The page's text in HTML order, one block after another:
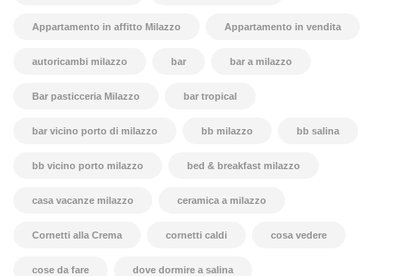
Appartamento in affitto Milazzo Appartamento in vendita
autoricambi milazzo bar bar a milazzo
Bar pasticceria Milazzo bar tropical
bar vicino porto di milazzo bb milazzo bb salina
bb vicino porto milazzo bed & breakfast milazzo
casa vacanze milazzo ceramica a milazzo
Cornetti alla Crema cornetti caldi cosa vedere
cose da fare dove dormire a salina